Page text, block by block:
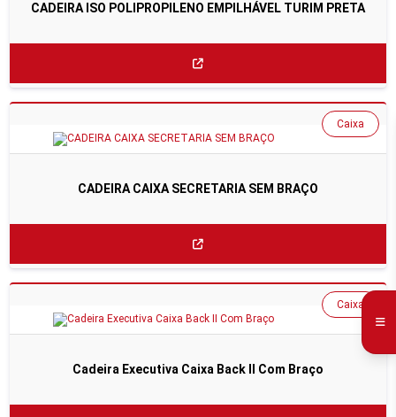
CADEIRA ISO POLIPROPILENO EMPILHÁVEL TURIM PRETA
CADEIRA CAIXA SECRETARIA SEM BRAÇO
Caixa
Cadeira Executiva Caixa Back II Com Braço
Caixa